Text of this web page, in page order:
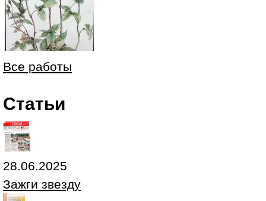
Все работы
Статьи
28.06.2025
Зажги звезду